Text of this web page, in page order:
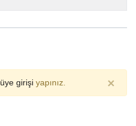
üye girişi yapınız. ×